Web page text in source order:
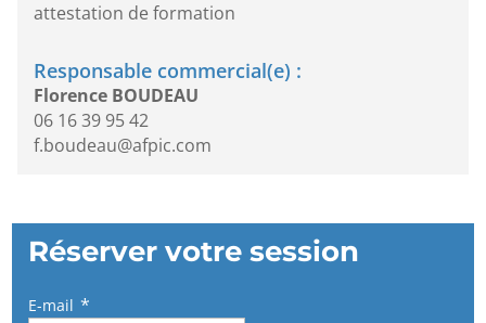
attestation de formation
Responsable commercial(e) :
Florence BOUDEAU
06 16 39 95 42
f.boudeau@afpic.com
Réserver votre session
E-mail